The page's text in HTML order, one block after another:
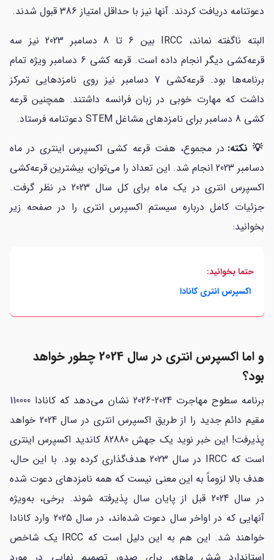
دعوتنامه دریافت کردند. آنها نیز با حداقل امتیاز 386 قبول شدند.
البته ناگفته نماند، IRCC بین 6 تا 8 دسامبر 2023 نیز سه
قرعه‌کشی دیگر انجام داده است. قرعه کشی 6 دسامبر ویژه تمام
برنامه‌ها بود. قرعه‌کشی 7 دسامبر نیز روی نامزدهایی تمرکز
داشت که مهارت خوبی در زبان فرانسه داشتند. همچنین قرعه
کشی 8 دسامبر برای نامزدهای مشاغل STEM دعوتنامه فرستاد.
💡 نکته: در مجموع، هفت قرعه کشی اکسپرس اینتری در ماه
دسامبر 2023 انجام شد. این تعداد را می‌توان، بیشترین قرعه‌کشی
اکسپرس انتری در یک ماه برای کل سال 2023 در نظر گرفت.
جزئیات کامل درباره سیستم اکسپرس انتری را در صفحه زیر
بخوانید:
حتما بخوانید:
اکسپرس انتری کانادا
و اما اکسپرس انتری در سال 2024 چطور خواهد
بود؟
برنامه سطوح مهاجرت 2024-2026 نشان می‌دهد که کانادا 110000
مقیم دائم جدید را از طریق اکسپرس انتری در سال 2024 خواهد
پذیرفت! این خبر نوید یک جهش 82880 کاندید اکسپرس اینتری
است که IRCC در سال 2023 هدف‌گذاری کرده بود. با این حال،
هدف بالا لزوماً به این معنی نیست که همه نامزدهای دعوت شده
در سال 2024 قبل از پایان سال پذیرفته شوند. برخی، به‌ویژه
آنهایی که در اواخر سال دعوت شده‌اند، در سال 2025 وارد کانادا
خواهند شد. این هم به این دلیل است که IRCC یک شاخص